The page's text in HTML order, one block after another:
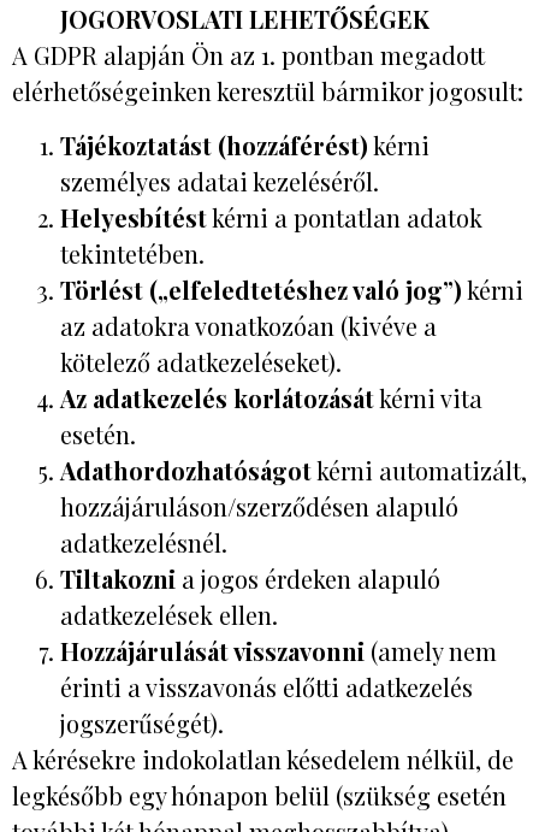
JOGORVOSLATI LEHETŐSÉGEK
A GDPR alapján Ön az 1. pontban megadott
elérhetőségeinken keresztül bármikor jogosult:
Tájékoztatást (hozzáférést)kérni
személyes adatai kezeléséről.
Helyesbítéstkérni a pontatlan adatok
tekintetében.
Törlést („elfeledtetéshez való jog”)kérni
az adatokra vonatkozóan (kivéve a
kötelező adatkezeléseket).
Az adatkezelés korlátozásátkérni vita
esetén.
Adathordozhatóságotkérni automatizált,
hozzájáruláson/szerződésen alapuló
adatkezelésnél.
Tiltakozni a jogos érdeken alapuló
adatkezelések ellen.
Hozzájárulását visszavonni (amely nem
érinti a visszavonás előtti adatkezelés
jogszerűségét).
A kérésekre indokolatlan késedelem nélkül, de
legkésőbb egy hónapon belül (szükség esetén